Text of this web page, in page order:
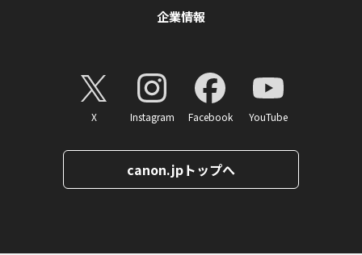
企業情報
X Instagram Facebook YouTube
canon.jpトップへ